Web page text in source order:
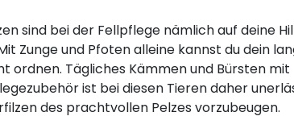
sind bei der Fellpflege nämlich auf deine
Zunge und Pfoten alleine kannst du dein
ordnen. Tägliches Kämmen und Bürsten mit
ist bei diesen Tieren daher
des prachtvollen Pelzes vorzubeugen.